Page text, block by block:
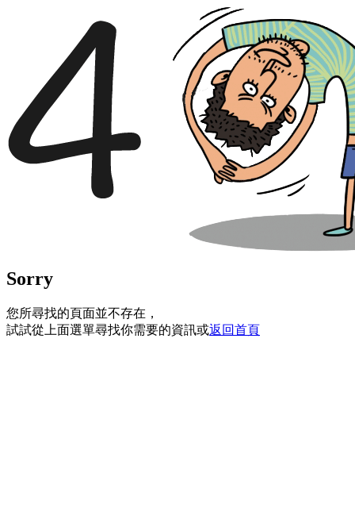
Sorry
您所尋找的頁面並不存在，
試試從上面選單尋找你需要的資訊或返回首頁